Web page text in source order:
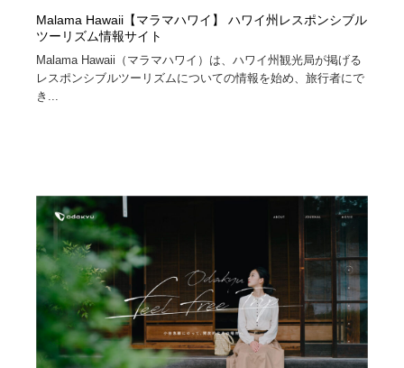
Malama Hawaii【マラマハワイ】 ハワイ州レスポンシブル
ツーリズム情報サイト
Malama Hawaii（マラマハワイ）は、ハワイ州観光局が掲げる
レスポンシブルツーリズムについての情報を始め、旅行者にで
き...